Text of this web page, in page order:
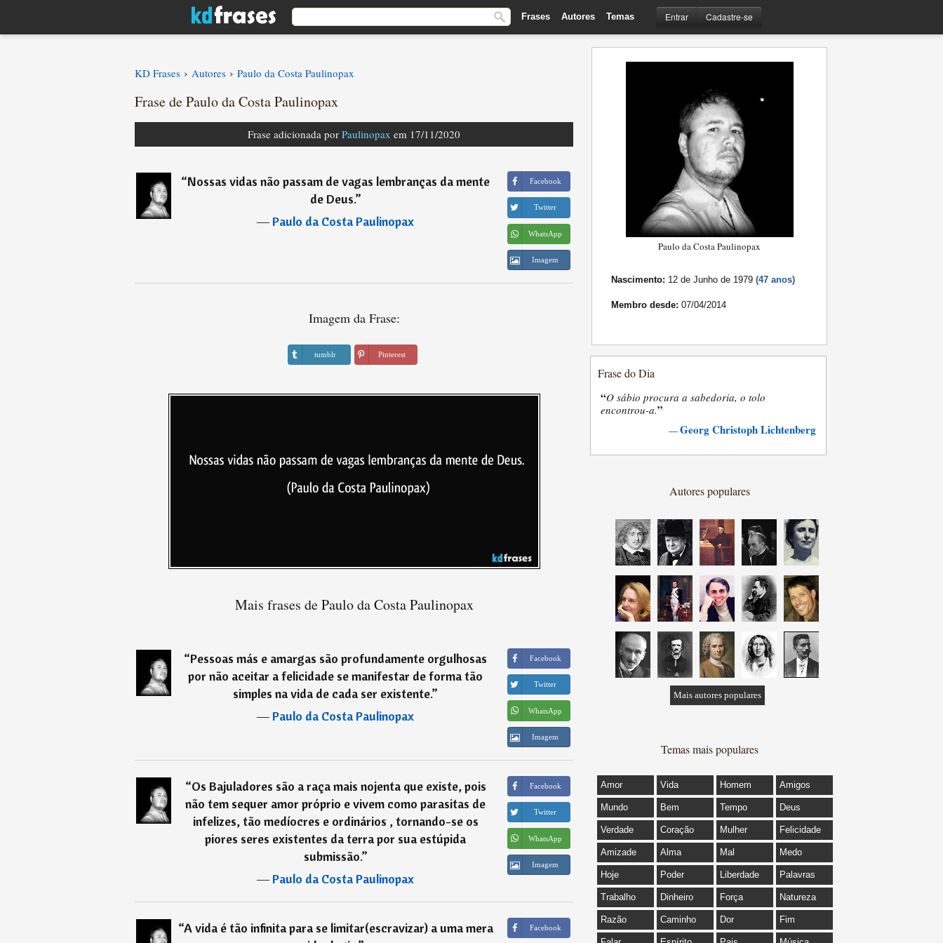
Frases Autores Temas Entrar Cadastre-se
KD Frases › Autores › Paulo da Costa Paulinopax
Frase de Paulo da Costa Paulinopax
Frase adicionada por Paulinopax em 17/11/2020
“Nossas vidas não passam de vagas lembranças da mente
de Deus.”
―Paulo da Costa Paulinopax
Facebook
Twitter
WhatsApp
Imagem
Imagem da Frase:
tumblr Pinterest
Mais frases de Paulo da Costa Paulinopax
“Pessoas más e amargas são profundamente orgulhosas
por não aceitar a felicidade se manifestar de forma tão
simples na vida de cada ser existente.”
―Paulo da Costa Paulinopax
Facebook
Twitter
WhatsApp
Imagem
“Os Bajuladores são a raça mais nojenta que existe, pois
não tem sequer amor próprio e vivem como parasitas de
infelizes, tão medíocres e ordinários , tornando-se os
piores seres existentes da terra por sua estúpida
submissão.”
―Paulo da Costa Paulinopax
Facebook
Twitter
WhatsApp
Imagem
“A vida é tão infinita para se limitar(escravizar) a uma mera
Facebook
Paulo da Costa Paulinopax
Nascimento: 12 de Junho de 1979 (47 anos)
Membro desde: 07/04/2014
Frase do Dia
“O sábio procura a sabedoria, o tolo
encontrou-a.”
—Georg Christoph Lichtenberg
Autores populares
Mais autores populares
Temas mais populares
Amor Vida Homem Amigos
Mundo Bem Tempo Deus
Verdade Coração Mulher Felicidade
Amizade Alma Mal Medo
Hoje Poder Liberdade Palavras
Trabalho Dinheiro Força Natureza
Razão Caminho Dor Fim